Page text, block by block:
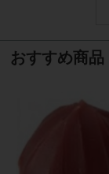
おすすめ商品